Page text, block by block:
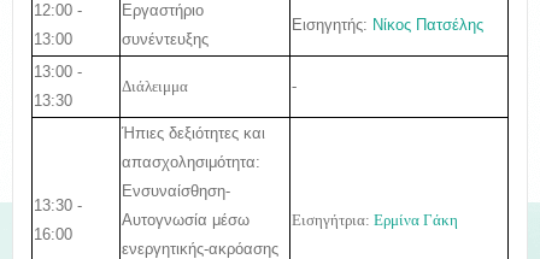
12:00 -
13:00
Εργαστήριο
συνέντευξης
Εισηγητής: Νίκος Πατσέλης
13:00 -
13:30
Διάλειμμα -
13:30 -
16:00
Ήπιες δεξιότητες και
απασχολησιμότητα:
Ενσυναίσθηση-
Αυτογνωσία μέσω
ενεργητικής-ακρόασης
Εισηγήτρια: Ερμίνα Γάκη